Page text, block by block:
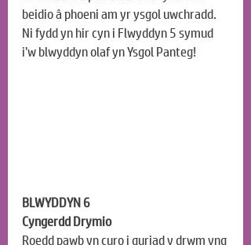
beidio â phoeni am yr ysgol uwchradd.
Ni fydd yn hir cyn i Flwyddyn 5 symud
i’w blwyddyn olaf yn Ysgol Panteg!
BLWYDDYN 6
Cyngerdd Drymio
Roedd pawb yn curo i guriad y drwm yng